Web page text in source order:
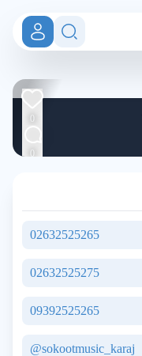
0
0
02632525265
02632525275
09392525265
sokootmusic_karaj@